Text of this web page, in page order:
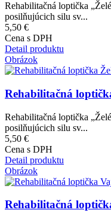
Rehabilitačná loptička
posilňujúcich silu sv...
5,50 €
Cena s DPH
Detail produktu
Obrázok
Rehabilitačná
Rehabilitačná loptička
posilňujúcich silu sv...
5,50 €
Cena s DPH
Detail produktu
Obrázok
Rehabilitačná